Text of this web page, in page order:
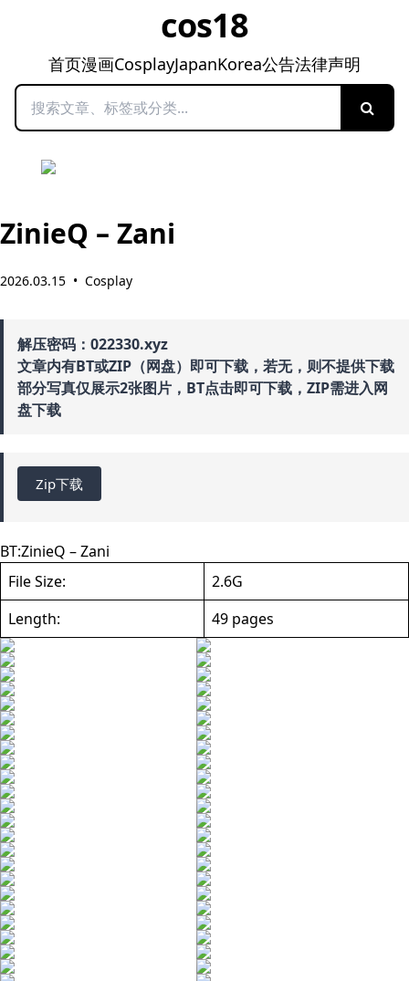
cos18
首页漫画CosplayJapanKorea公告法律声明
搜索
ZinieQ – Zani
2026.03.15 • Cosplay
解压密码：022330.xyz
文章内有BT或ZIP（网盘）即可下载，若无，则不提供下载
部分写真仅展示2张图片，BT点击即可下载，ZIP需进入网
盘下载
Zip下载
BT:ZinieQ – Zani
File Size:
2.6G
Length:
49 pages